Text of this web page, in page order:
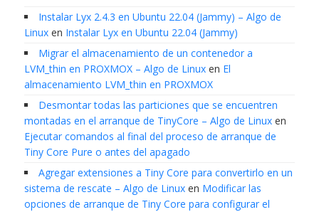
Instalar Lyx 2.4.3 en Ubuntu 22.04 (Jammy) – Algo de
Linuxen Instalar Lyx en Ubuntu 22.04 (Jammy)
Migrar el almacenamiento de un contenedor a
LVM_thin en PROXMOX – Algo de Linuxen El
almacenamiento LVM_thin en PROXMOX
Desmontar todas las particiones que se encuentren
montadas en el arranque de TinyCore – Algo de Linuxen
Ejecutar comandos al final del proceso de arranque de
Tiny Core Pure o antes del apagado
Agregar extensiones a Tiny Core para convertirlo en un
sistema de rescate – Algo de Linuxen Modificar las
opciones de arranque de Tiny Core para configurar el